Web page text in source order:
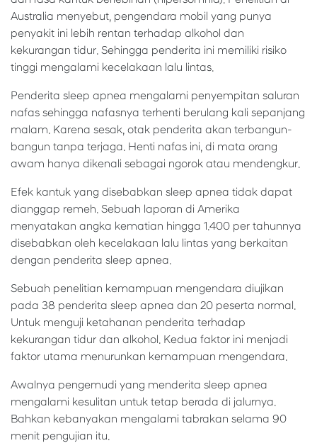
Australia menyebut, pengendara mobil yang punya
penyakit ini lebih rentan terhadap alkohol dan
kekurangan tidur. Sehingga penderita ini memiliki risiko
tinggi mengalami kecelakaan lalu lintas.
Penderita sleep apnea mengalami penyempitan saluran
nafas sehingga nafasnya terhenti berulang kali sepanjang
malam. Karena sesak, otak penderita akan terbangun-
bangun tanpa terjaga. Henti nafas ini, di mata orang
awam hanya dikenali sebagai ngorok atau mendengkur.
Efek kantuk yang disebabkan sleep apnea tidak dapat
dianggap remeh. Sebuah laporan di Amerika
menyatakan angka kematian hingga 1.400 per tahunnya
disebabkan oleh kecelakaan lalu lintas yang berkaitan
dengan penderita sleep apnea.
Sebuah penelitian kemampuan mengendara diujikan
pada 38 penderita sleep apnea dan 20 peserta normal.
Untuk menguji ketahanan penderita terhadap
kekurangan tidur dan alkohol. Kedua faktor ini menjadi
faktor utama menurunkan kemampuan mengendara.
Awalnya pengemudi yang menderita sleep apnea
mengalami kesulitan untuk tetap berada di jalurnya.
Bahkan kebanyakan mengalami tabrakan selama 90
menit pengujian itu.